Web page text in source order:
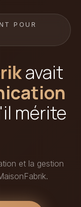
POUR
avait
mérite
et la gestion